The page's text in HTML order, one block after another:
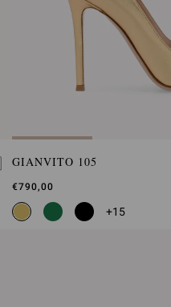
GIANVITO 105
€790,00
+15